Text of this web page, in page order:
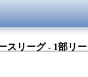
スリーグ - 1部リ